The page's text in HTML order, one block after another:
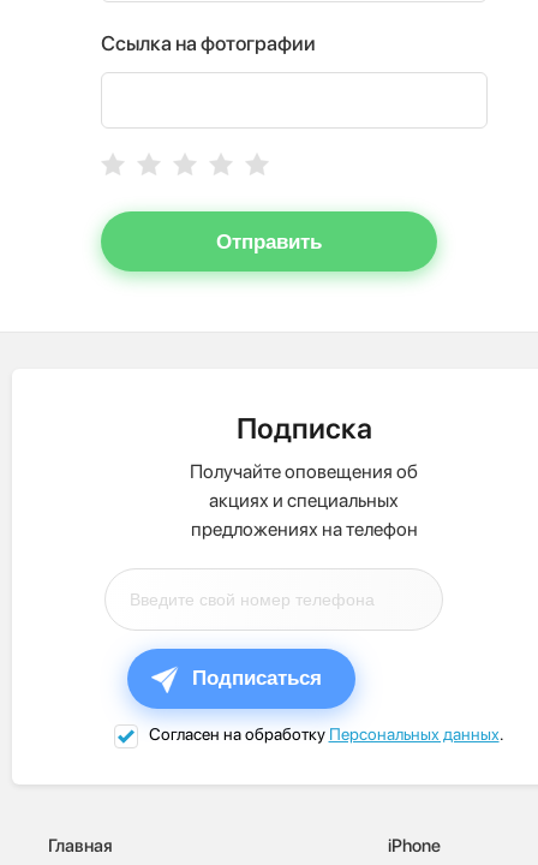
Ссылка на фотографии
Отправить
Подписка
Получайте оповещения об
акциях и специальных
предложениях на телефон
Подписаться
Согласен на обработку Персональных данных.
Главная iPhone